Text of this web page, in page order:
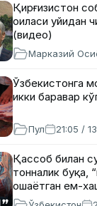
Қирғизистон
оиласи уйидан
(видео)
Марказий
Ўзбекистонга
икки баравар
Пул 21:05 /
Қассоб билан
тонналик буқа,
ошаётган ем-